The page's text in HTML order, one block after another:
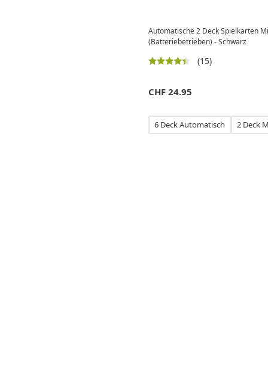
Automatische 2 Deck Spielkarten
(Batteriebetrieben) - Schwarz
(15)
CHF 24.95
6 Deck Automatisch 2 Deck